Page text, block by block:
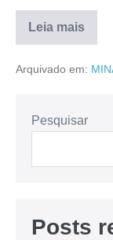
Leia mais
Arquivado em:
Pesquisar
Posts